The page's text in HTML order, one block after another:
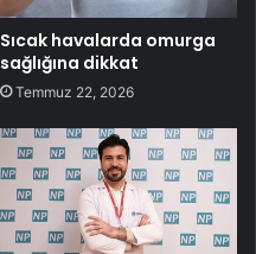
Sıcak havalarda omurga
sağlığına dikkat
Temmuz 22, 2026